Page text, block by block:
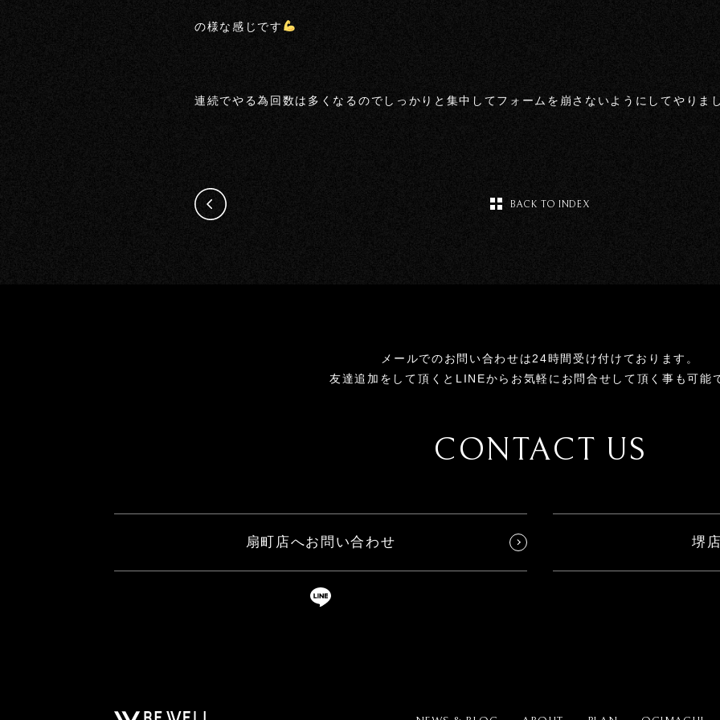
の様な感じです
連続でやる為回数は多くなるのでしっかりと集中してフォームを崩さないようにしてやりま
BACK TO INDEX
メールでのお問い合わせは24時間受け付けております。
友達追加をして頂くとLINEからお気軽にお問合せして頂く事も可能
CONTACT US
扇町店へお問い合わせ 堺